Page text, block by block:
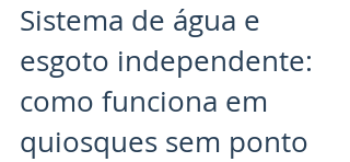
Sistema de água e
esgoto independente:
como funciona em
quiosques sem ponto